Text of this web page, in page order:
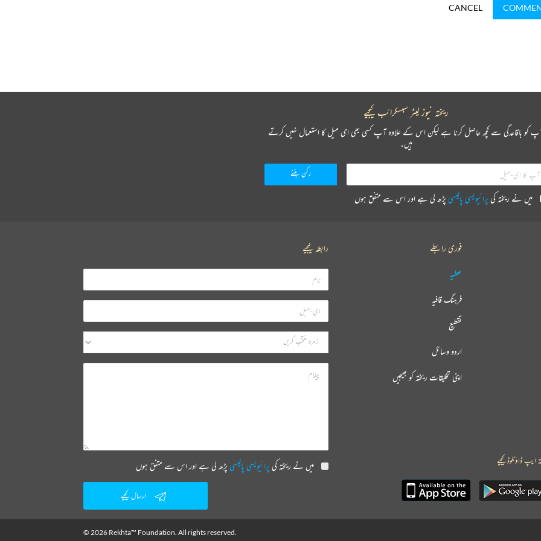
CANCEL
ریختہ نیوز لیٹر سبسکرائب کیجیے
کو باقاعدگی سے کچھ حاصل کرنا ہے لیکن اس کے علاوہ آپ کسی بھی ای میل کا استعمال نہیں کرتے
ہیں۔
میں نے ریختہ کیپرائیویسی پالیسیپڑھ لی ہے اور اس سے متفق ہوں
فوری رابطے
عطیہ
فرہنگ قافیہ
تقطیع
اردو وسائل
اپنی تخلیقات ریختہ کو بھیجیں
رابطہ کیجیے
میں نے ریختہ کیپرائیویسی پالیسیپڑھ لی ہے اور اس سے متفق ہوں
ارسال کیجیے
ایپ ڈاؤنلوڈ کیجیے
© 2026 Rekhta™ Foundation. All rights reserved.